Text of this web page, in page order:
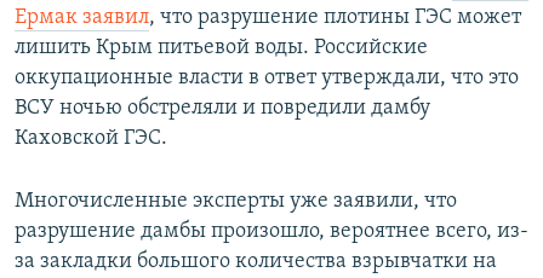
Ермак заявил, что разрушение плотины ГЭС может
лишить Крым питьевой воды. Российские
оккупационные власти в ответ утверждали, что это
ВСУ ночью обстреляли и повредили дамбу
Каховской ГЭС.
Многочисленные эксперты уже заявили, что
разрушение дамбы произошло, вероятнее всего, из-
за закладки большого количества взрывчатки на